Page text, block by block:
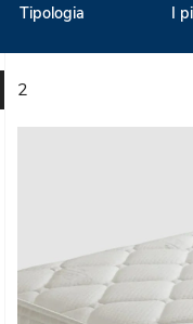
Tipologia I
2